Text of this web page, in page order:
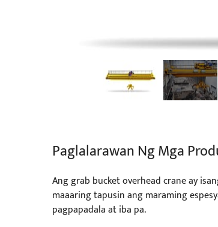
Paglalarawan Ng Mga
Ang grab bucket overhead crane ay
maaaring tapusin ang maraming
pagpapadala at iba pa.